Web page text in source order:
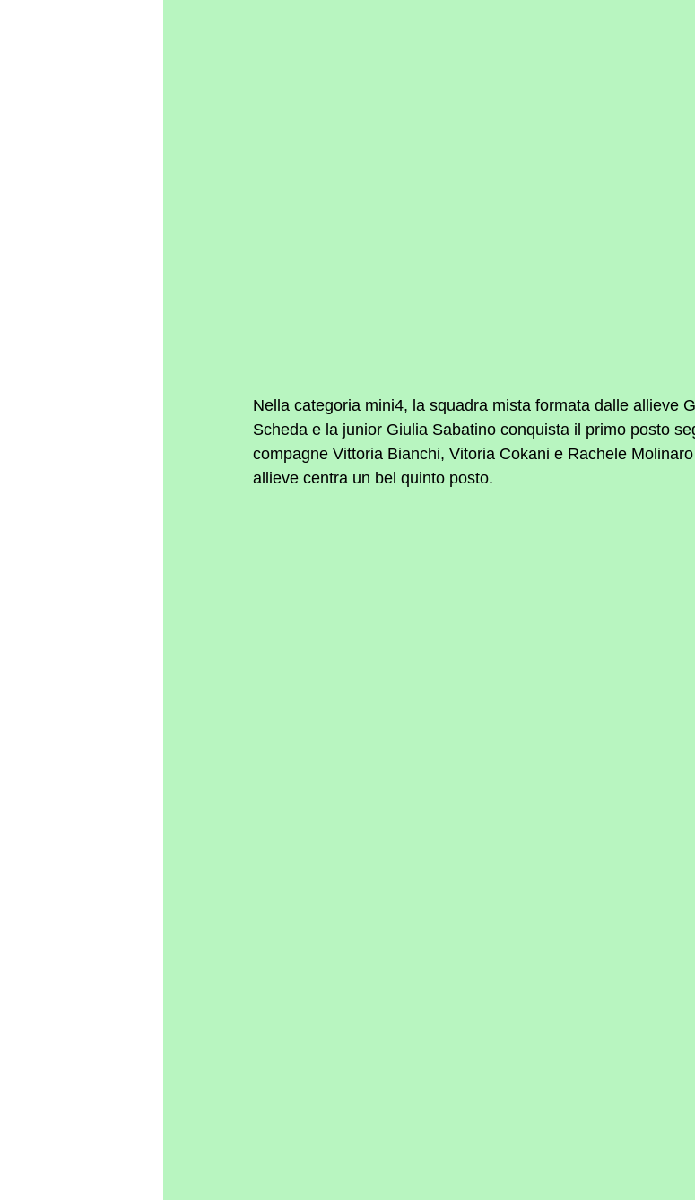
Nella categoria mini4, la squadra mista formata dalle allieve
Scheda e la junior Giulia Sabatino conquista il primo posto
compagne Vittoria Bianchi, Vitoria Cokani e Rachele
allieve centra un bel quinto posto.